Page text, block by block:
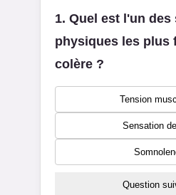
1. Quel est l'un des
physiques les plus
colère ?
Tension
Sensation
Question